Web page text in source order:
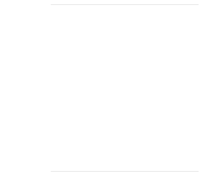
POHÁR NA ČERVENÉ VÍNO PRE MAMU -